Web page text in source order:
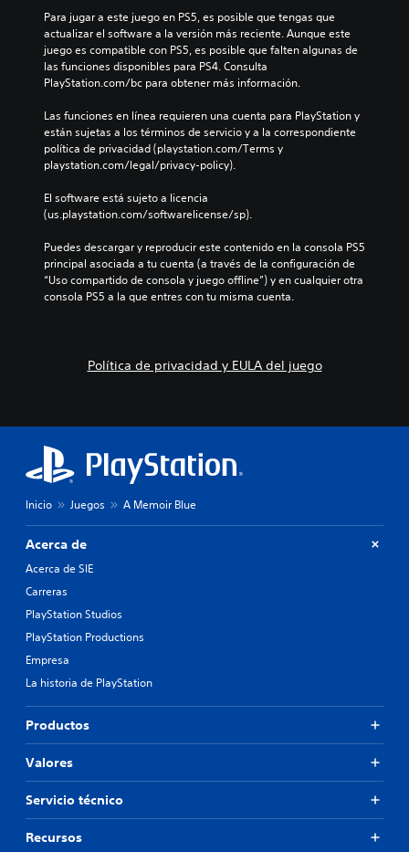
Para jugar a este juego en PS5, es posible que tengas que
actualizar el software a la versión más reciente. Aunque este
juego es compatible con PS5, es posible que falten algunas de
las funciones disponibles para PS4. Consulta
PlayStation.com/bc para obtener más información.
Las funciones en línea requieren una cuenta para PlayStation y
están sujetas a los términos de servicio y a la correspondiente
política de privacidad (playstation.com/Terms y
playstation.com/legal/privacy-policy).
El software está sujeto a licencia
(us.playstation.com/softwarelicense/sp).
Puedes descargar y reproducir este contenido en la consola PS5
principal asociada a tu cuenta (a través de la configuración de
“Uso compartido de consola y juego offline”) y en cualquier otra
consola PS5 a la que entres con tu misma cuenta.
Política de privacidad y EULA del juego
Inicio Juegos A Memoir Blue
Acerca de
Acerca de SIE
Carreras
PlayStation Studios
PlayStation Productions
Empresa
La historia de PlayStation
Productos
Valores
Servicio técnico
Recursos